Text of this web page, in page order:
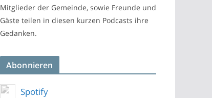
Mitglieder der Gemeinde, sowie Freunde und
Gäste teilen in diesen kurzen Podcasts ihre
Gedanken.
Abonnieren
Spotify